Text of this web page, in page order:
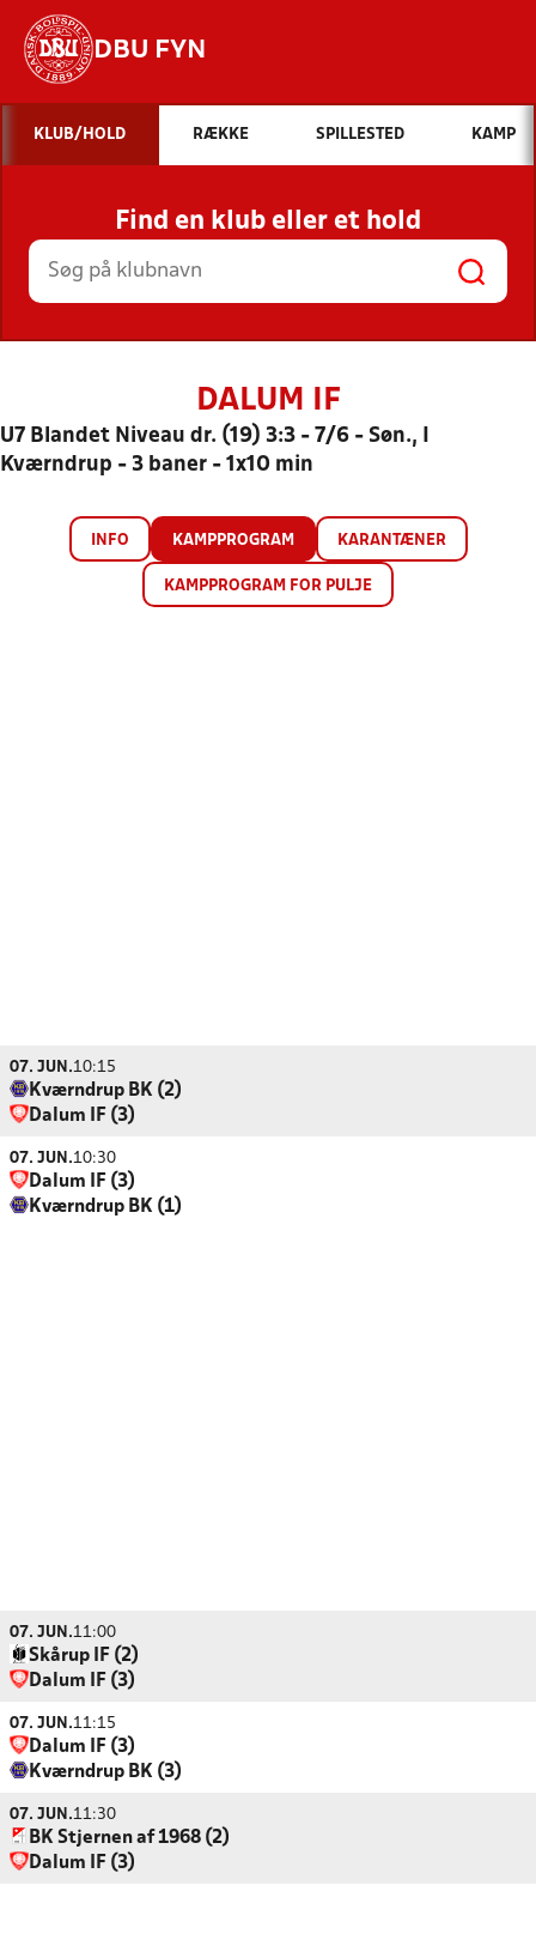
DBU FYN
Hvad vil du søge efter?
INDHOLD OG NYHEDER
STILLINGER, RESULTATER, KLUBBER OG
HOLD
KLUB/HOLD RÆKKE SPILLESTED KAMP
Find en klub eller et hold
DALUM IF
U7 Blandet Niveau dr. (19) 3:3 - 7/6 - Søn., I
Kværndrup - 3 baner - 1x10 min
INFO KAMPPROGRAM KARANTÆNER
KAMPPROGRAM FOR PULJE
07. JUN.10:15
Kværndrup BK (2)
Dalum IF (3)
07. JUN.10:30
Dalum IF (3)
Kværndrup BK (1)
07. JUN.11:00
Skårup IF (2)
Dalum IF (3)
07. JUN.11:15
Dalum IF (3)
Kværndrup BK (3)
07. JUN.11:30
BK Stjernen af 1968 (2)
Dalum IF (3)